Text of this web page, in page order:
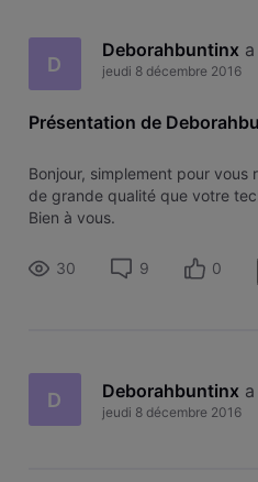
D
Deborahbuntinx
jeudi 8 décembre 2016
Présentation de
Bonjour, simplement pour
de grande qualité que votre
Bien à vous.
30 9 0
D Deborahbuntinx
jeudi 8 décembre 2016